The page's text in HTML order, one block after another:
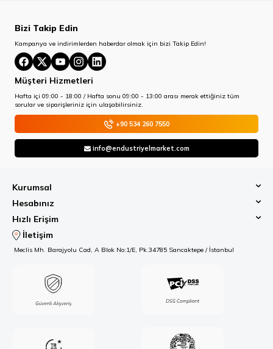
Bizi Takip Edin
Kampanya ve indirimlerden haberdar olmak için bizi Takip Edin!
Müşteri Hizmetleri
Hafta içi 09:00 - 18:00 / Hafta sonu 09:00 - 13:00 arası merak ettiğiniz tüm
sorular ve siparişleriniz için ulaşabilirsiniz.
+90 534 260 7550
info@endustriyelmarket.com
Kurumsal
Hesabınız
Hızlı Erişim
İletişim
Meclis Mh. Barajyolu Cad, A Blok No:1/E, Pk.34785 Sancaktepe / İstanbul